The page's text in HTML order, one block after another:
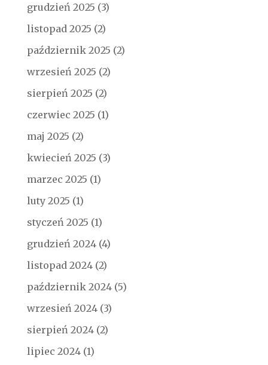
grudzień 2025 (3)
listopad 2025 (2)
październik 2025 (2)
wrzesień 2025 (2)
sierpień 2025 (2)
czerwiec 2025 (1)
maj 2025 (2)
kwiecień 2025 (3)
marzec 2025 (1)
luty 2025 (1)
styczeń 2025 (1)
grudzień 2024(4)
listopad 2024(2)
październik 2024(5)
wrzesień 2024(3)
sierpień 2024(2)
lipiec 2024(1)